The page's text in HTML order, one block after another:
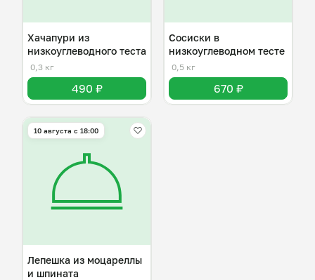
Хачапури из
низкоуглеводного теста
0,3 кг
490 ₽
Сосиски в
низкоуглеводном тесте
0,5 кг
670 ₽
10 августа с 18:00
Лепешка из моцареллы
и шпината